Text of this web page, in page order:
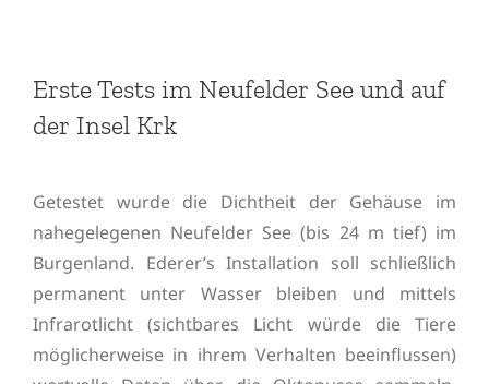
Erste Tests im Neufelder See und auf
der Insel Krk
Getestet wurde die Dichtheit der Gehäuse im
nahegelegenen Neufelder See (bis 24 m tief) im
Burgenland. Ederer’s Installation soll schließlich
permanent unter Wasser bleiben und mittels
Infrarotlicht (sichtbares Licht würde die Tiere
möglicherweise in ihrem Verhalten beeinflussen)